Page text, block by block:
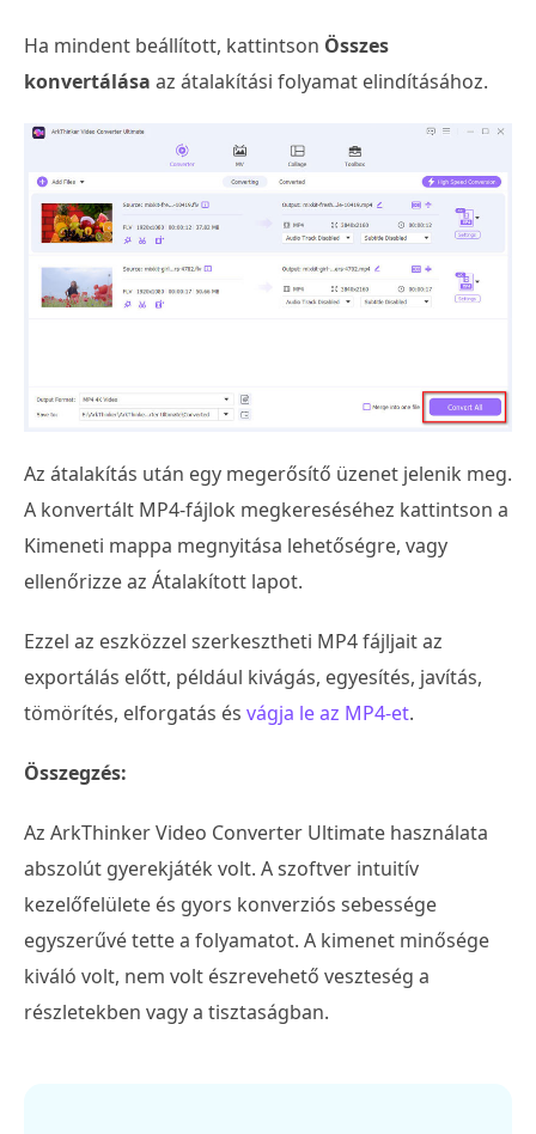
Ha mindent beállított, kattintson Összes
konvertálása az átalakítási folyamat elindításához.
Az átalakítás után egy megerősítő üzenet jelenik meg.
A konvertált MP4-fájlok megkereséséhez kattintson a
Kimeneti mappa megnyitása lehetőségre, vagy
ellenőrizze az Átalakított lapot.
Ezzel az eszközzel szerkesztheti MP4 fájljait az
exportálás előtt, például kivágás, egyesítés, javítás,
tömörítés, elforgatás és vágja le az MP4-et.
Összegzés:
Az ArkThinker Video Converter Ultimate használata
abszolút gyerekjáték volt. A szoftver intuitív
kezelőfelülete és gyors konverziós sebessége
egyszerűvé tette a folyamatot. A kimenet minősége
kiváló volt, nem volt észrevehető veszteség a
részletekben vagy a tisztaságban.